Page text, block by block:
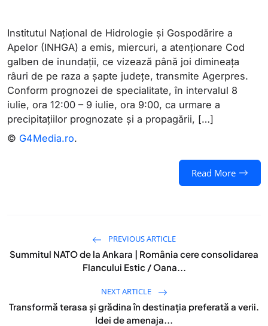
Institutul Naţional de Hidrologie şi Gospodărire a
Apelor (INHGA) a emis, miercuri, a atenţionare Cod
galben de inundaţii, ce vizează până joi dimineaţa
râuri de pe raza a şapte judeţe, transmite Agerpres.
Conform prognozei de specialitate, în intervalul 8
iulie, ora 12:00 – 9 iulie, ora 9:00, ca urmare a
precipitaţiilor prognozate şi a propagării, […]
© G4Media.ro.
Read More
PREVIOUS ARTICLE
Summitul NATO de la Ankara | România cere consolidarea
Flancului Estic / Oana...
NEXT ARTICLE
Transformă terasa și grădina în destinația preferată a verii.
Idei de amenaja...